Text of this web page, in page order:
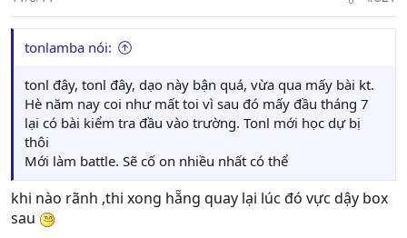
t
e
tonlamba nói:
tonl đây, tonl đây, dạo này bận quá, vừa qua mấy bài kt.
Hè năm nay coi như mất toi vì sau đó mấy đầu tháng 7
lại có bài kiểm tra đầu vào trường. Tonl mới học dự bị
thôi
Mới làm battle. Sẽ cố on nhiều nhất có thể
khi nào rãnh ,thi xong hẵng quay lại lúc đó vực dậy box
sau